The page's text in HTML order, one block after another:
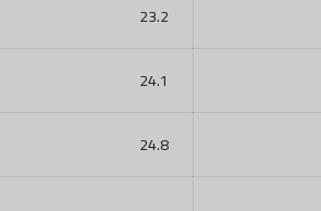
23.2
24.1
24.8